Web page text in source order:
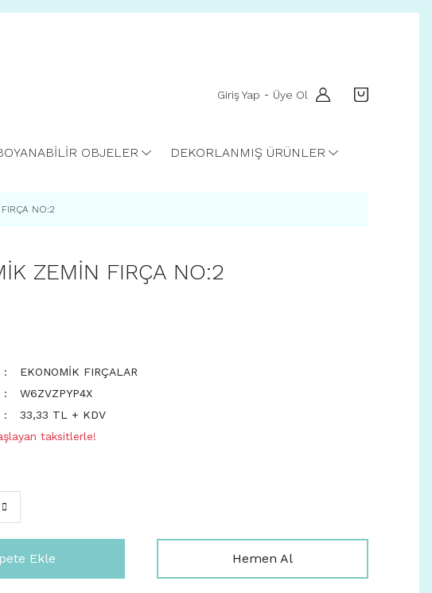
Giriş Yap - Üye Ol
OBJELER DEKORLANMIŞ ÜRÜNLER
NO:2
ZEMİN FIRÇA NO:2
EKONOMİK FIRÇALAR
W6ZVZPYP4X
33,33 TL + KDV
taksitlerle!
Ekle Hemen Al